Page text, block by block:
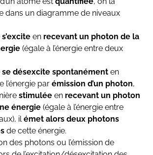
dans un diagramme de niveaux
s’excite en recevant un photon de la
(égale à l’énergie entre deux
se désexcite spontanément en
l’énergie par émission d’un photon,
stimulée en recevant un photon
énergie (égale à l’énergie entre
ilémet alors deux photons
de cette énergie.
des photons ou l’émission de